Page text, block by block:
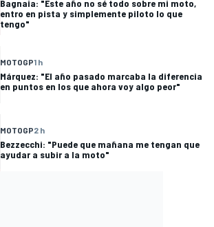
Bagnaia: "Este año no sé todo sobre mi moto,
entro en pista y simplemente piloto lo que
tengo"
MOTOGP1 h
Márquez: "El año pasado marcaba la diferencia
en puntos en los que ahora voy algo peor"
MOTOGP2 h
Bezzecchi: "Puede que mañana me tengan que
ayudar a subir a la moto"